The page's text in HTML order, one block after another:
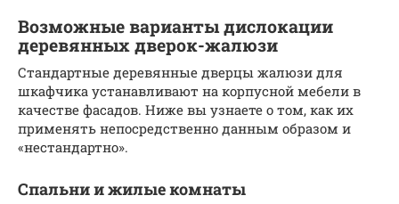
Возможные варианты дислокации
деревянных дверок-жалюзи
Стандартные деревянные дверцы жалюзи для
шкафчика устанавливают на корпусной мебели в
качестве фасадов. Ниже вы узнаете о том, как их
применять непосредственно данным образом и
«нестандартно».
Спальни и жилые комнаты